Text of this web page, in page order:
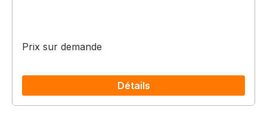
Prix sur demande
Détails